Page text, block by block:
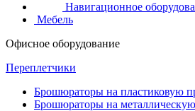
Навигационное
Мебель
Офисное оборудование
Переплетчики
Брошюраторы на пластиковую
Брошюраторы на